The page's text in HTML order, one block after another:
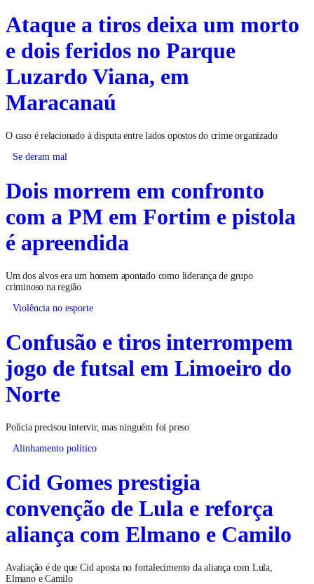
Ataque a tiros deixa um morto
e dois feridos no Parque
Luzardo Viana, em
Maracanaú
O caso é relacionado à disputa entre lados opostos do crime organizado
Se deram mal
Dois morrem em confronto
com a PM em Fortim e pistola
é apreendida
Um dos alvos era um homem apontado como liderança de grupo
criminoso na região
Violência no esporte
Confusão e tiros interrompem
jogo de futsal em Limoeiro do
Norte
Polícia precisou intervir, mas ninguém foi preso
Alinhamento político
Cid Gomes prestigia
convenção de Lula e reforça
aliança com Elmano e Camilo
Avaliação é de que Cid aposta no fortalecimento da aliança com Lula,
Elmano e Camilo